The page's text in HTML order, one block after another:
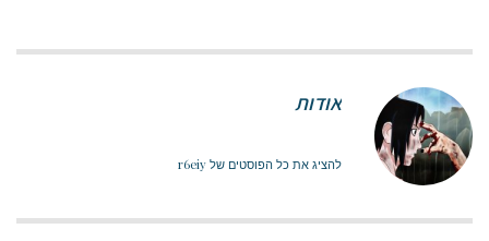
אודות
להציג את כל הפוסטים של r6eiy